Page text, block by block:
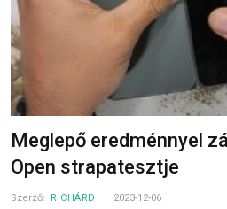
Meglepő eredménnyel
Open strapatesztje
Szerző: RICHÁRD 2023-12-06